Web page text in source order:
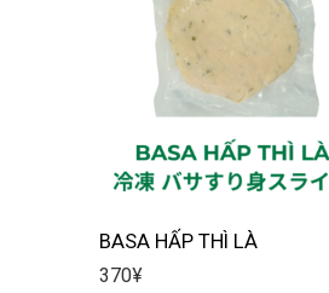
BASA HẤP THÌ LÀ
370¥